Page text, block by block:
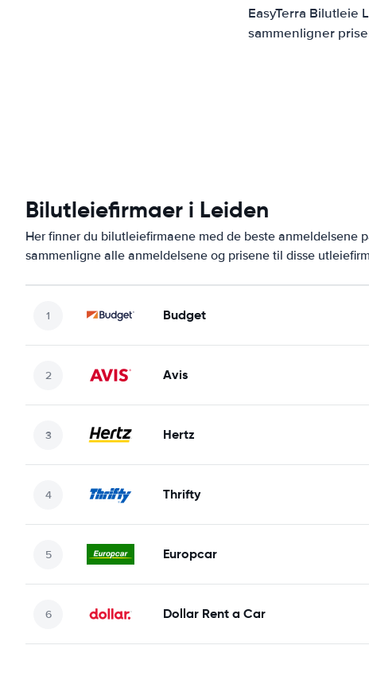
EasyTerra Bilutleie
sammenligner
Bilutleiefirmaer i Leiden
Her finner du bilutleiefirmaene med de beste anmeldelsene
sammenligne alle anmeldelsene og prisene til disse
Budget
Avis
Hertz
Thrifty
Europcar
Dollar Rent a Car